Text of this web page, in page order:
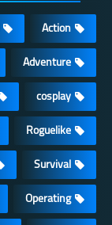
Action
Adventure
cosplay
Roguelike
Survival
Operating